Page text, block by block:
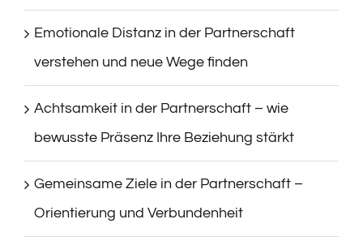
Emotionale Distanz in der Partnerschaft
verstehen und neue Wege finden
Achtsamkeit in der Partnerschaft – wie
bewusste Präsenz Ihre Beziehung stärkt
Gemeinsame Ziele in der Partnerschaft –
Orientierung und Verbundenheit